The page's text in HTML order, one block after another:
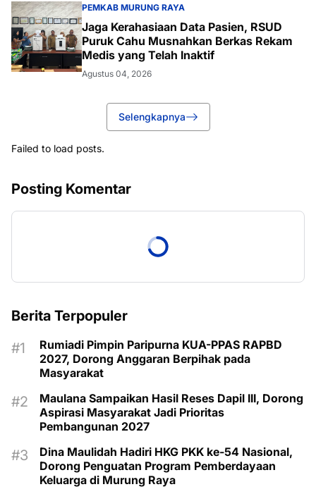
PEMKAB MURUNG RAYA
Jaga Kerahasiaan Data Pasien, RSUD
Puruk Cahu Musnahkan Berkas Rekam
Medis yang Telah Inaktif
Agustus 04, 2026
Selengkapnya
Failed to load posts.
Posting Komentar
Berita Terpopuler
Rumiadi Pimpin Paripurna KUA-PPAS RAPBD
2027, Dorong Anggaran Berpihak pada
Masyarakat
Maulana Sampaikan Hasil Reses Dapil III, Dorong
Aspirasi Masyarakat Jadi Prioritas
Pembangunan 2027
Dina Maulidah Hadiri HKG PKK ke-54 Nasional,
Dorong Penguatan Program Pemberdayaan
Keluarga di Murung Raya